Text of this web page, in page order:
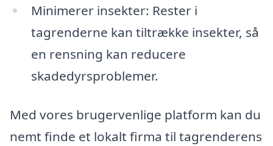
Minimerer insekter: Rester i
tagrenderne kan tiltrække insekter, så
en rensning kan reducere
skadedyrsproblemer.
Med vores brugervenlige platform kan du
nemt finde et lokalt firma til tagrenderens